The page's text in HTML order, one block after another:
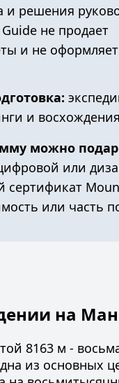
и решения
не продает
и не
и
можно
или
сертификат
или часть
на
8163 м -
из основных